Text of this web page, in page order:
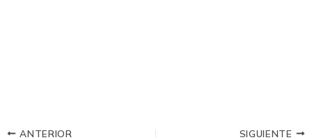
ANTERIOR SIGUIENTE